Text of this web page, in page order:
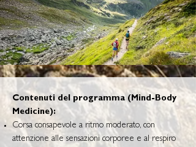
Contenuti del programma (Mind-Body
Medicine):
Corsa consapevole a ritmo moderato, con
attenzione alle sensazioni corporee e al respiro